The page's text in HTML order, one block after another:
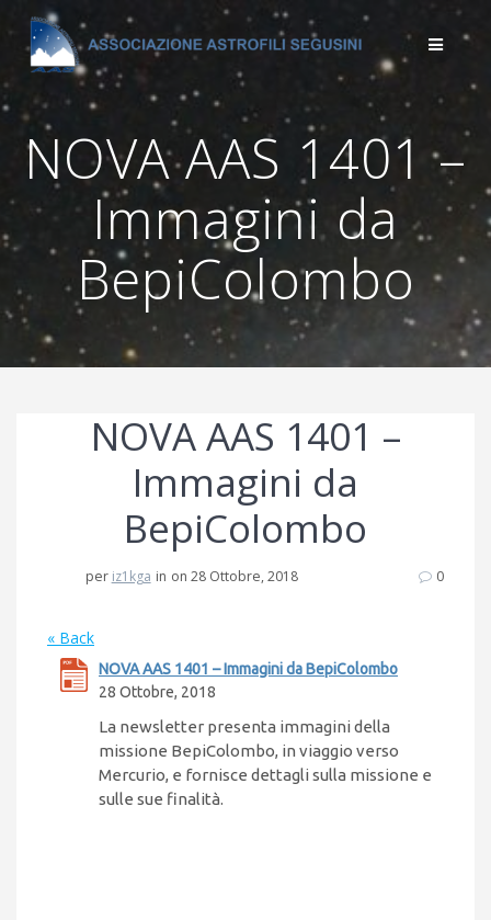
Salta
al
contenuto
NOVA AAS 1401 –
Immagini da
BepiColombo
NOVA AAS 1401 –
Immagini da
BepiColombo
per iz1kga in on 28 Ottobre, 2018 0
« Back
NOVA AAS 1401 – Immagini da BepiColombo
28 Ottobre, 2018
La newsletter presenta immagini della
missione BepiColombo, in viaggio verso
Mercurio, e fornisce dettagli sulla missione e
sulle sue finalità.